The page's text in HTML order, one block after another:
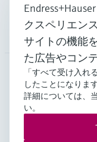
会社情報
JPN •日本語
Copyright ©
クスペリエン
サイトの機能
た広告やコン
「すべて受け入れ
したことになります
詳細については、
い。